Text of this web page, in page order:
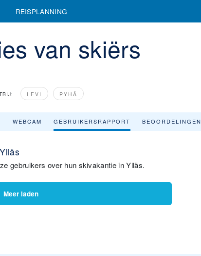
REISPLANNING
van skiërs
LEVI PYHÄ
WEBCAM GEBRUIKERSRAPPORT BEOORDELINGEN
gebruikers over hun skivakantie in Ylläs.
Meer laden